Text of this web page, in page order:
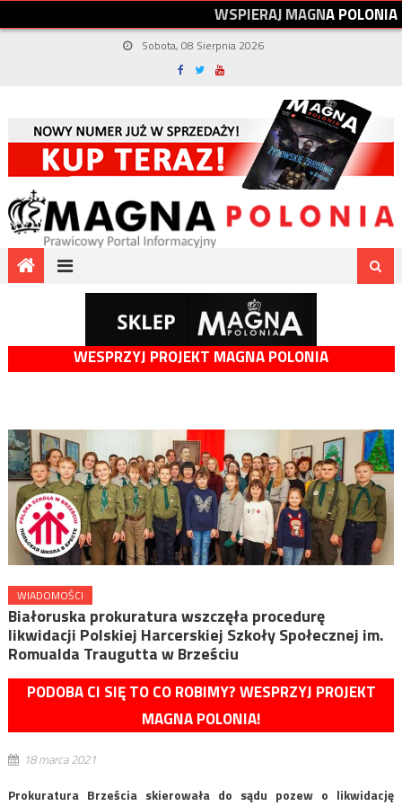
WSPIERAJMAGNAPOLONIA
Sobota, 08 Sierpnia 2026
WESPRZYJ PROJEKT MAGNA POLONIA
WIADOMOŚCI
Białoruska prokuratura wszczęła procedurę
likwidacji Polskiej Harcerskiej Szkoły Społecznej im.
Romualda Traugutta w Brześciu
PODOBA CI SIĘ TO CO ROBIMY? WESPRZYJ PROJEKT
MAGNA POLONIA!
18 marca 2021
Prokuratura Brześcia skierowała do sądu pozew o likwidację